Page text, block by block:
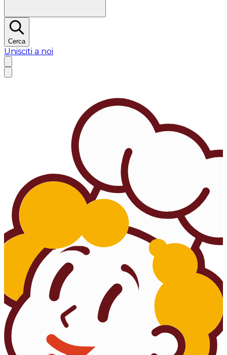
Cerca
Unisciti a noi